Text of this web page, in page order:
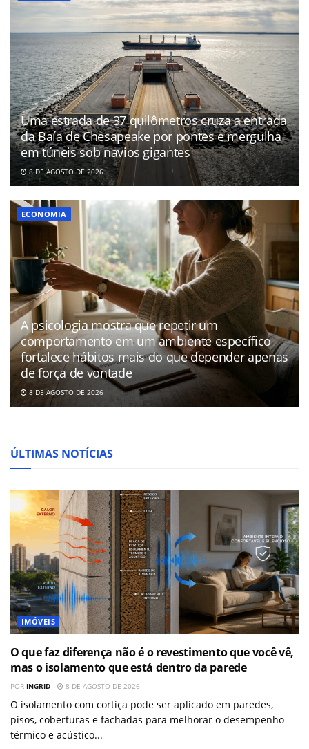
Uma estrada de 37 quilômetros cruza a entrada
da Baía de Chesapeake por pontes e mergulha
em túneis sob navios gigantes
8 DE AGOSTO DE 2026
ECONOMIA
A psicologia mostra que repetir um
comportamento em um ambiente específico
fortalece hábitos mais do que depender apenas
de força de vontade
8 DE AGOSTO DE 2026
ÚLTIMAS NOTÍCIAS
IMÓVEIS
O que faz diferença não é o revestimento que você vê,
mas o isolamento que está dentro da parede
POR INGRID 8 DE AGOSTO DE 2026
O isolamento com cortiça pode ser aplicado em paredes,
pisos, coberturas e fachadas para melhorar o desempenho
térmico e acústico...